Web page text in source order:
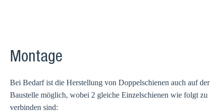
Montage
Bei Bedarf ist die Herstellung von Doppelschienen auch auf der
Baustelle möglich, wobei 2 gleiche Einzelschienen wie folgt zu
verbinden sind: